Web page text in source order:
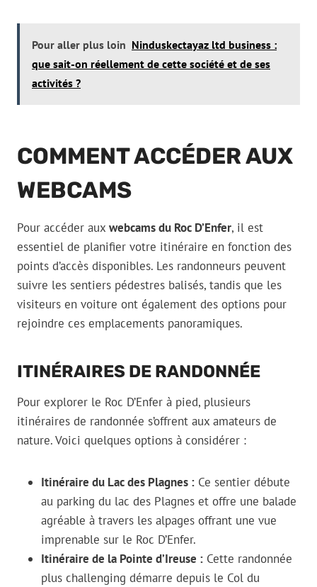
Pour aller plus loin Ninduskectayaz ltd business :
que sait-on réellement de cette société et de ses
activités ?
COMMENT ACCÉDER AUX
WEBCAMS
Pour accéder aux webcams du Roc D’Enfer, il est
essentiel de planifier votre itinéraire en fonction des
points d’accès disponibles. Les randonneurs peuvent
suivre les sentiers pédestres balisés, tandis que les
visiteurs en voiture ont également des options pour
rejoindre ces emplacements panoramiques.
ITINÉRAIRES DE RANDONNÉE
Pour explorer le Roc D’Enfer à pied, plusieurs
itinéraires de randonnée s’offrent aux amateurs de
nature. Voici quelques options à considérer :
Itinéraire du Lac des Plagnes : Ce sentier débute
au parking du lac des Plagnes et offre une balade
agréable à travers les alpages offrant une vue
imprenable sur le Roc D’Enfer.
Itinéraire de la Pointe d’Ireuse : Cette randonnée
plus challenging démarre depuis le Col du